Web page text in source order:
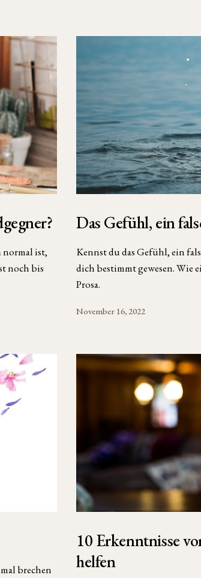
normal ist,
noch bis
Das Gefühl, ein
Kennst du das Gefühl, ein
dich bestimmt gewesen. Wie
Prosa.
November 16, 2022
brechen
10 Erkenntnisse
helfen